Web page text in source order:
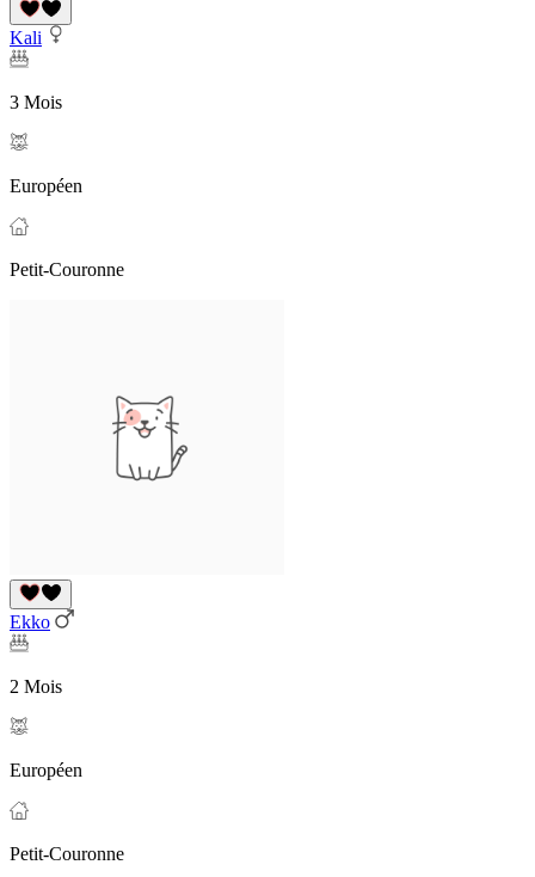
Kali
3 Mois
Européen
Petit-Couronne
Ekko
2 Mois
Européen
Petit-Couronne